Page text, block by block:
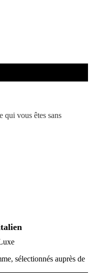
qui vous êtes sans
sélectionnés auprès de